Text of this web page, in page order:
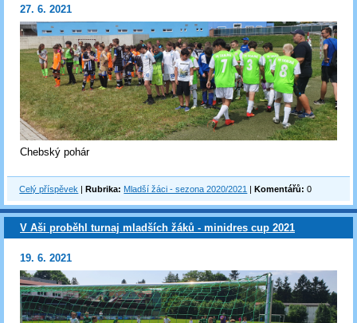
27. 6. 2021
Chebský pohár
Celý příspěvek |Rubrika: Mladší žáci - sezona 2020/2021 |Komentářů: 0
V Aši proběhl turnaj mladších žáků - minidres cup 2021
19. 6. 2021